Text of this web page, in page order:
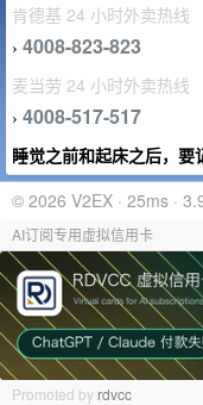
肯德基 24 小时外卖热线
› 4008-823-823
麦当劳 24 小时外卖热线
› 4008-517-517
睡觉之前和起床之后，
© 2026 V2EX · 25ms ·
AI订阅专用虚拟信用卡
Promoted by rdvcc